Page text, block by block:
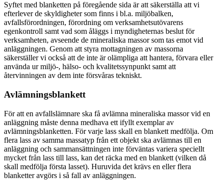
Syftet med blanketten på föregående sida är att säkerställa att vi
efterlever de skyldigheter som finns i bl.a. miljöbalken,
avfallsförordningen, förordning om verksamhetsutövarens
egenkontroll samt vad som åläggs i myndigheternas beslut för
verksamheten, avseende de mineraliska massor som tas emot vid
anläggningen. Genom att styra mottagningen av massorna
säkerställer vi också att de inte är olämpliga att hantera, förvara eller
använda ur miljö-, hälso- och kvalitetssynpunkt samt att
återvinningen av dem inte försvåras tekniskt.
Avlämningsblankett
För att en avfallslämnare ska få avlämna mineraliska massor vid en
anläggning måste denna medhava ett ifyllt exemplar av
avlämningsblanketten. För varje lass skall en blankett medfölja. Om
flera lass av samma massatyp från ett objekt ska avlämnas till en
anläggning och sammansättningen inte förväntas variera speciellt
mycket från lass till lass, kan det räcka med en blankett (vilken då
skall medfölja första lasset). Huruvida det krävs en eller flera
blanketter avgörs i så fall av anläggningen.